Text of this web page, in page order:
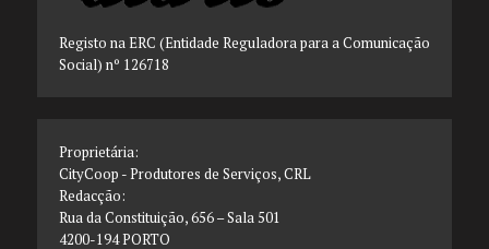
Registo na ERC (Entidade Reguladora para a Comunicação
Social) nº 126718
Proprietária:
CityCoop - Produtores de Serviços, CRL
Redacção:
Rua da Constituição, 656 – Sala 501
4200-194 PORTO